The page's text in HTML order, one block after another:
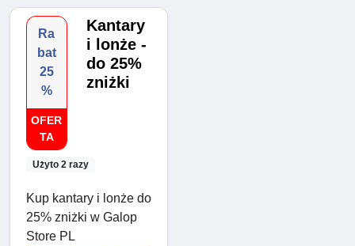
Ra
bat
25
%
OFER
TA
Użyto 2 razy
Kantary
i lonże -
do 25%
zniżki
Kup kantary i lonże do
25% zniżki w Galop
Store PL